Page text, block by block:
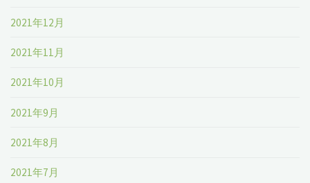
2021年12月
2021年11月
2021年10月
2021年9月
2021年8月
2021年7月